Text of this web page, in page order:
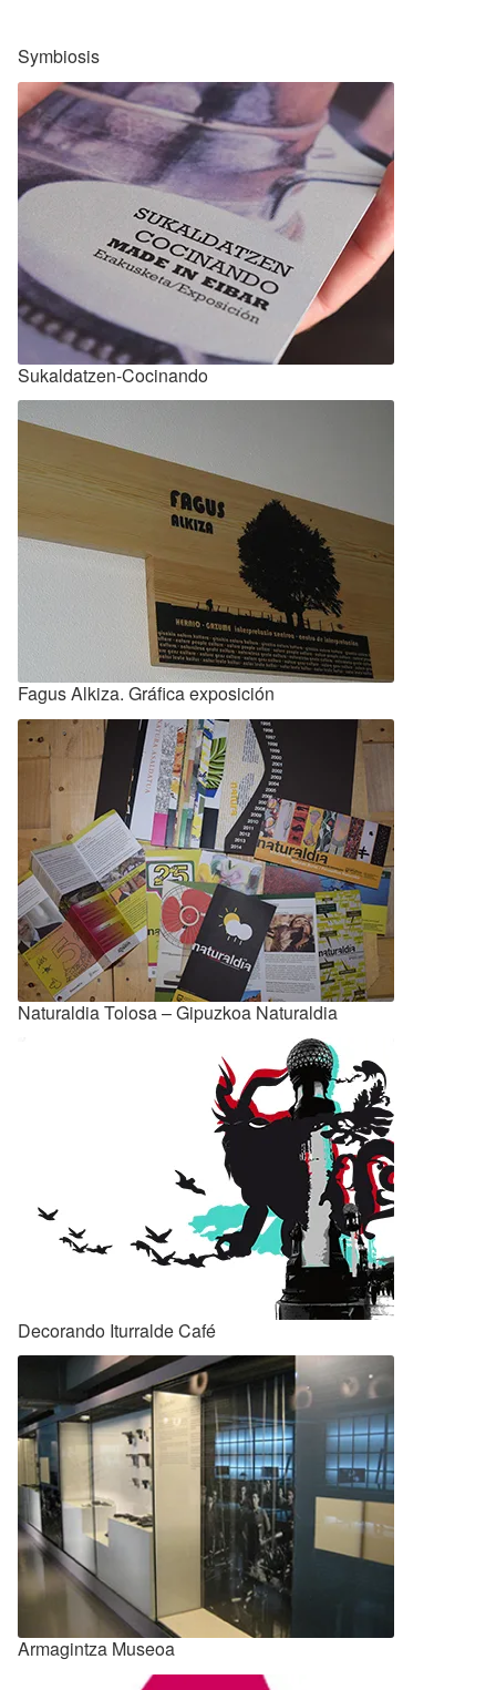
Symbiosis
Sukaldatzen-Cocinando
Fagus Alkiza. Gráfica exposición
Naturaldia Tolosa – Gipuzkoa Naturaldia
Decorando Iturralde Café
Armagintza Museoa